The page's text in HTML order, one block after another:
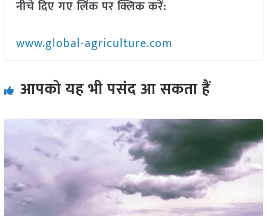
नीचे दिए गए लिंक पर क्लिक करें:
www.global-agriculture.com
आपको यह भी पसंद आ सकता हैं